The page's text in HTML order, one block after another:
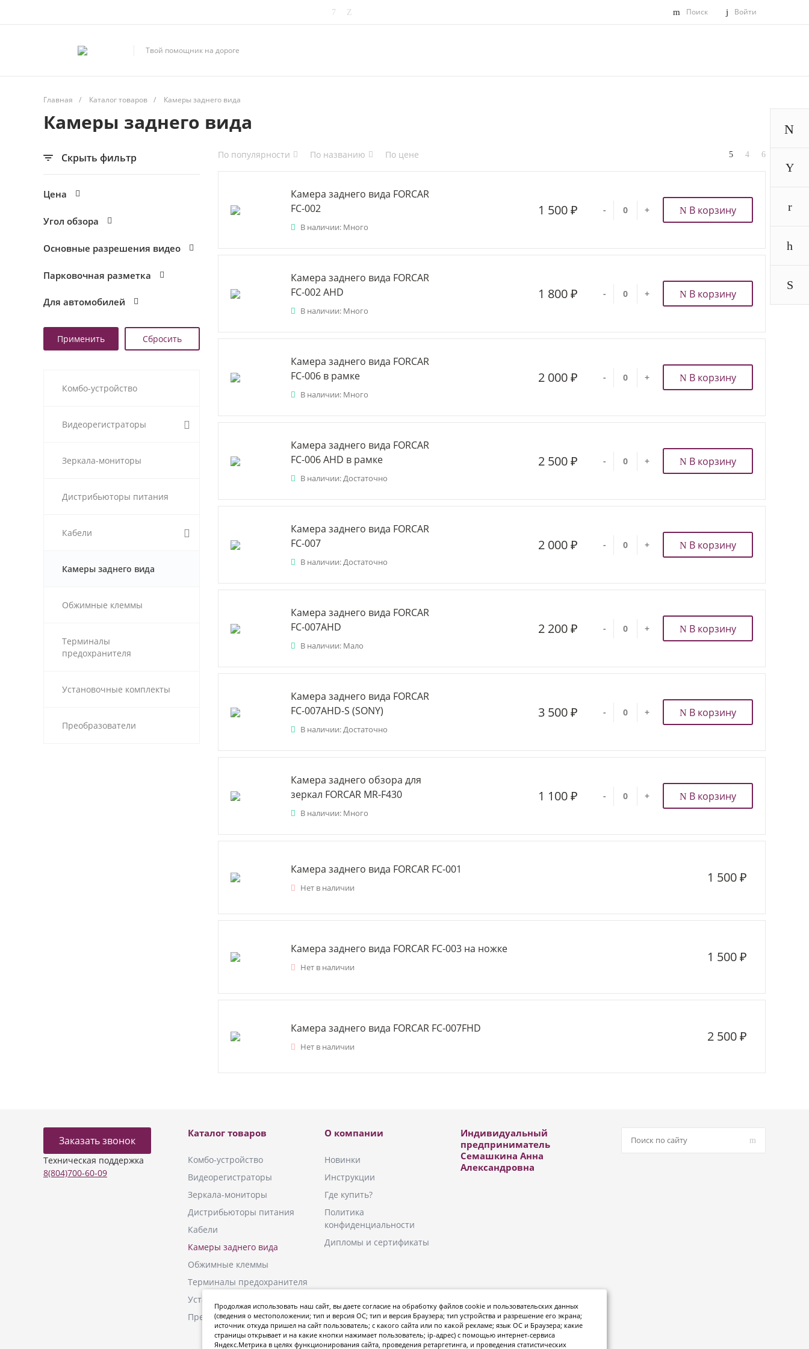
Поиск Войти
Твой помощник на дороге
Главная / Каталог товаров / Камеры заднего вида
Камеры заднего вида
Скрыть фильтр
Цена
Угол обзора
Основные разрешения видео
Парковочная разметка
Для автомобилей
Комбо-устройство
Видеорегистраторы
Зеркала-мониторы
Дистрибьюторы питания
Кабели
Камеры заднего вида
Обжимные клеммы
Терминалы
предохранителя
Установочные комплекты
Преобразователи
По популярности По названию По цене
Камера заднего вида FORCAR
FC-002
В наличии: Много
1 500 ₽ - + В корзину
Камера заднего вида FORCAR
FC-002 AHD
В наличии: Много
1 800 ₽ - + В корзину
Камера заднего вида FORCAR
FC-006 в рамке
В наличии: Много
2 000 ₽ - + В корзину
Камера заднего вида FORCAR
FC-006 AHD в рамке
В наличии: Достаточно
2 500 ₽ - + В корзину
Камера заднего вида FORCAR
FC-007
В наличии: Достаточно
2 000 ₽ - + В корзину
Камера заднего вида FORCAR
FC-007AHD
В наличии: Мало
2 200 ₽ - + В корзину
Камера заднего вида FORCAR
FC-007AHD-S (SONY)
В наличии: Достаточно
3 500 ₽ - + В корзину
Камера заднего обзора для
зеркал FORCAR MR-F430
В наличии: Много
1 100 ₽ - + В корзину
Камера заднего вида FORCAR FC-001
Нет в наличии
1 500 ₽
Камера заднего вида FORCAR FC-003 на ножке
Нет в наличии
1 500 ₽
Камера заднего вида FORCAR FC-007FHD
Нет в наличии
2 500 ₽
Заказать звонок
Техническая поддержка
8(804)700-60-09
Каталог товаров
Комбо-устройство
Видеорегистраторы
Зеркала-мониторы
Дистрибьюторы питания
Кабели
Камеры заднего вида
Обжимные клеммы
Терминалы предохранителя
Установочные комплекты
Преобразователи
О компании
Новинки
Инструкции
Где купить?
Политика
конфиденциальности
Дипломы и сертификаты
Индивидуальный
предприниматель
Семашкина Анна
Александровна
Продолжая использовать наш сайт, вы даете согласие на обработку файлов cookie и пользовательских данных
(сведения о местоположении; тип и версия ОС; тип и версия Браузера; тип устройства и разрешение его экрана;
источник откуда пришел на сайт пользователь; с какого сайта или по какой рекламе; язык ОС и Браузера; какие
страницы открывает и на какие кнопки нажимает пользователь; ip-адрес) с помощью интернет-сервиса
Яндекс.Метрика в целях функционирования сайта, проведения ретаргетинга, и проведения статистических